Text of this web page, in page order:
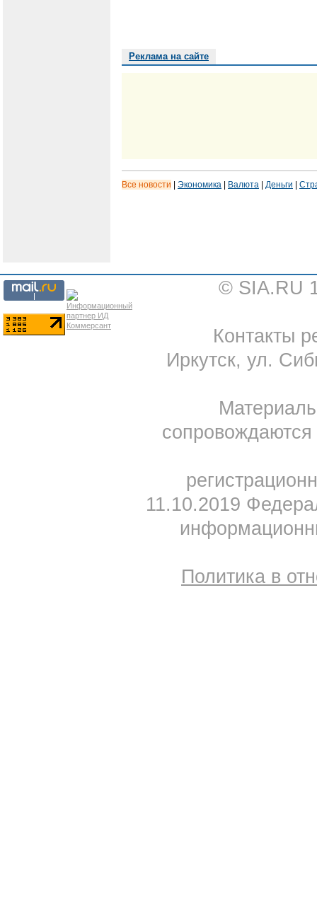
Реклама на сайте
Все новости | Экономика | Валюта | Деньги |
© SIA.RU
Контакты
Иркутск, ул.
11.10.2019
Политика в